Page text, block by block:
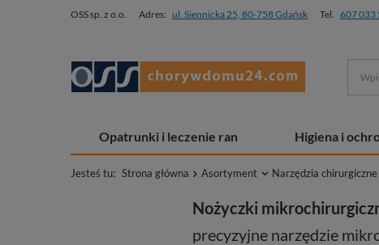
OSS sp. z o.o. Adres: ul. Siennicka 25, 80-758 Gdańsk Tel. 607 033
Opatrunki i leczenie ran Higiena i
Jesteś tu: Strona główna Asortyment Narzędzia
Nożyczki
precyzyjne narzędzie